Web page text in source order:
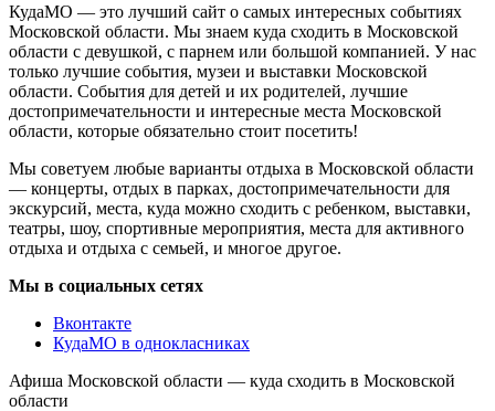
КудаМО — это лучший сайт о самых интересных событиях
Московской области. Мы знаем куда сходить в Московской
области с девушкой, с парнем или большой компанией. У нас
только лучшие события, музеи и выставки Московской
области. События для детей и их родителей, лучшие
достопримечательности и интересные места Московской
области, которые обязательно стоит посетить!
Мы советуем любые варианты отдыха в Московской области
— концерты, отдых в парках, достопримечательности для
экскурсий, места, куда можно сходить с ребенком, выставки,
театры, шоу, спортивные мероприятия, места для активного
отдыха и отдыха с семьей, и многое другое.
Мы в социальных сетях
Вконтакте
КудаМО в однокласниках
Афиша Московской области — куда сходить в Московской
области